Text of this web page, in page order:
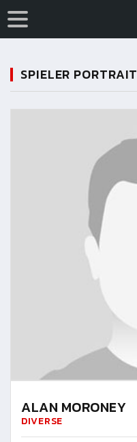
SPIELER PORTRAIT
ALAN MORONEY
DIVERSE